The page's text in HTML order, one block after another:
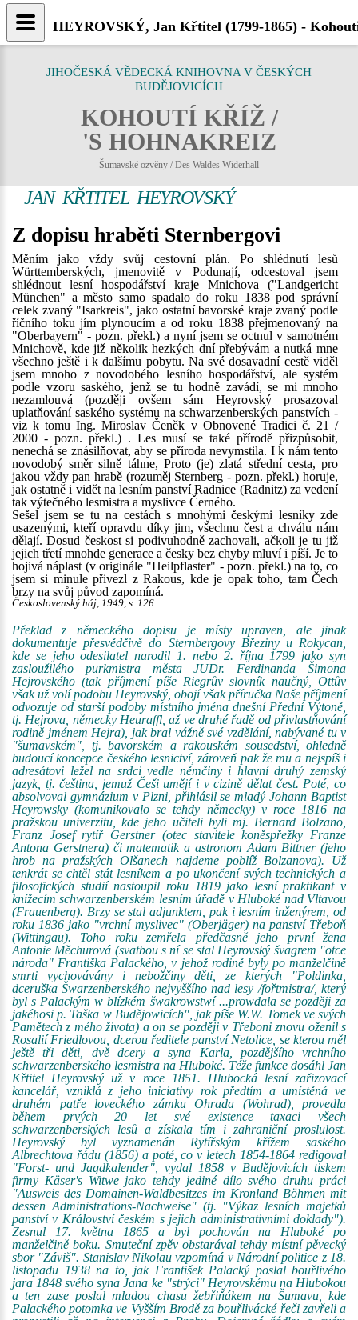
JIHOČESKÁ VĚDECKÁ KNIHOVNA V ČESKÝCH
BUDĚJOVICÍCH
KOHOUTÍ KŘÍŽ /
'S HOHNAKREIZ
Šumavské ozvěny / Des Waldes Widerhall
JAN KŘTITEL HEYROVSKÝ
Z dopisu hraběti Sternbergovi
Měním jako vždy svůj cestovní plán. Po shlédnutí lesů
Württemberských, jmenovitě v Podunají, odcestoval jsem
shlédnout lesní hospodářství kraje Mnichova ("Landgericht
München" a město samo spadalo do roku 1838 pod správní
celek zvaný "Isarkreis", jako ostatní bavorské kraje zvaný podle
říčního toku jím plynoucím a od roku 1838 přejmenovaný na
"Oberbayern" - pozn. překl.) a nyní jsem se octnul v samotném
Mnichově, kde již několik hezkých dní přebývám a nutká mne
všechno ještě i k dalšímu pobytu. Na své dosavadní cestě viděl
jsem mnoho z novodobého lesního hospodářství, ale systém
podle vzoru saského, jenž se tu hodně zavádí, se mi mnoho
nezamlouvá (později ovšem sám Heyrovský prosazoval
uplatňování saského systému na schwarzenberských panstvích -
viz k tomu Ing. Miroslav Čeněk v Obnovené Tradici č. 21 /
2000 - pozn. překl.) . Les musí se také přírodě přizpůsobit,
nenechá se znásilňovat, aby se příroda nevymstila. I k nám tento
novodobý směr silně táhne, Proto (je) zlatá střední cesta, pro
jakou vždy pan hrabě (rozuměj Sternberg - pozn. překl.) horuje,
jak ostatně i vidět na lesním panství Radnice (Radnitz) za vedení
tak výtečného lesmistra a myslivce Černého.
Sešel jsem se tu na cestách s mnohými českými lesníky zde
usazenými, kteří opravdu díky jim, všechnu čest a chválu nám
dělají. Dosud českost si podivuhodně zachovali, ačkoli je tu již
jejich třetí mnohde generace a česky bez chyby mluví i píší. Je to
hojivá náplast (v originále "Heilpflaster" - pozn. překl.) na to, co
jsem si minule přivezl z Rakous, kde je opak toho, tam Čech
brzy na svůj původ zapomíná.
Československý háj, 1949, s. 126
Překlad z německého dopisu je místy upraven, ale jinak
dokumentuje přesvědčivě do Sternbergovy Březiny u Rokycan,
kde se jeho odesilatel narodil 1. nebo 2. října 1799 jako syn
zasloužilého purkmistra města JUDr. Ferdinanda Šimona
Hejrovského (tak příjmení píše Riegrův slovník naučný, Ottův
však už volí podobu Heyrovský, obojí však příručka Naše příjmení
odvozuje od starší podoby místního jména dnešní Přední Výtoně,
tj. Hejrova, německy Heuraffl, až ve druhé řadě od přivlastňování
rodině jménem Hejra), jak bral vážně své vzdělání, nabývané tu v
"šumavském", tj. bavorském a rakouském sousedství, ohledně
budoucí koncepce českého lesnictví, zároveň pak že mu a nejspíš i
adresátovi ležel na srdci vedle němčiny i hlavní druhý zemský
jazyk, tj. čeština, jemuž Češi umějí i v cizině dělat čest. Poté, co
absolvoval gymnázium v Plzni, přihlásil se mladý Johann Baptist
Heyrowsky (komunikovalo se tehdy německy) v roce 1816 na
pražskou univerzitu, kde jeho učiteli byli mj. Bernard Bolzano,
Franz Josef rytíř Gerstner (otec stavitele koněspřežky Franze
Antona Gerstnera) či matematik a astronom Adam Bittner (jeho
hrob na pražských Olšanech najdeme poblíž Bolzanova). Už
tenkrát se chtěl stát lesníkem a po ukončení svých technických a
filosofických studií nastoupil roku 1819 jako lesní praktikant v
knížecím schwarzenberském lesním úřadě v Hluboké nad Vltavou
(Frauenberg). Brzy se stal adjunktem, pak i lesním inženýrem, od
roku 1836 jako "vrchní myslivec" (Oberjäger) na panství Třeboň
(Wittingau). Toho roku zemřela předčasně jeho první žena
Antonie Měchurová (svatbou s ní se stal Heyrovský švagrem "otce
národa" Františka Palackého, v jehož rodině byly po manželčině
smrti vychovávány i nebožčiny děti, ze kterých "Poldinka,
dceruška Šwarzenberského nejvyššího nad lesy /fořtmistra/, který
byl s Palackým w blízkém šwakrowstwí ...prowdala se později za
jakéhosi p. Taška w Budějowicích", jak píše W.W. Tomek ve svých
Pamětech z mého života) a on se později v Třeboni znovu oženil s
Rosalií Friedlovou, dcerou ředitele panství Netolice, se kterou měl
ještě tři děti, dvě dcery a syna Karla, pozdějšího vrchního
schwarzenberského lesmistra na Hluboké. Téže funkce dosáhl Jan
Křtitel Heyrovský už v roce 1851. Hlubocká lesní zařizovací
kancelář, vzniklá z jeho iniciativy rok předtím a umístěná ve
druhém patře loveckého zámku Ohrada (Wohrad), provedla
během prvých 20 let své existence taxaci všech
schwarzenberských lesů a získala tím i zahraniční proslulost.
Heyrovský byl vyznamenán Rytířským křížem saského
Albrechtova řádu (1856) a poté, co v letech 1854-1864 redigoval
"Forst- und Jagdkalender", vydal 1858 v Budějovicích tiskem
firmy Käser's Witwe jako tehdy jediné dílo svého druhu práci
"Ausweis des Domainen-Waldbesitzes im Kronland Böhmen mit
dessen Administrations-Nachweise" (tj. "Výkaz lesních majetků
panství v Království českém s jejich administrativními doklady").
Zesnul 17. května 1865 a byl pochován na Hluboké po
manželčině boku. Smuteční zpěv obstarával tehdy místní pěvecký
sbor "Záviš". Stanislav Nikolau vzpomíná v Národní politice z 18.
listopadu 1938 na to, jak František Palacký poslal bouřlivého
jara 1848 svého syna Jana ke "strýci" Heyrovskému na Hlubokou
a ten zase poslal mladou chasu žebřiňákem na Šumavu, kde
Palackého potomka ve Vyšším Brodě za bouřlivácké řeči zavřeli a
HEYROVSKÝ, Jan Křtitel (1799-1865) -